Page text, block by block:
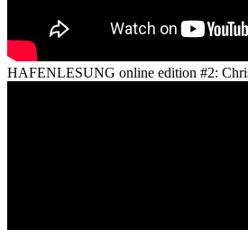
HAFENLESUNG online edition #2: